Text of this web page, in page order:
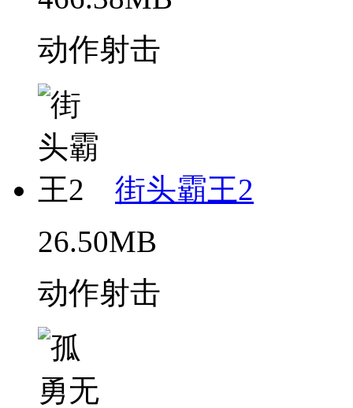
动作射击
街头霸王2
26.50MB
动作射击